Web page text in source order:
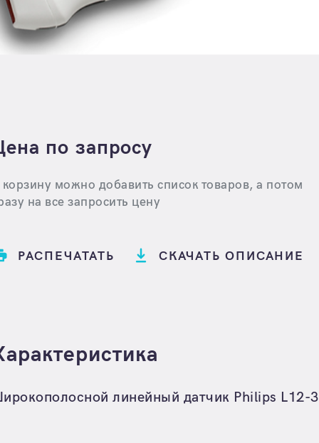
по запросу
можно добавить список товаров, а потом
на все запросить цену
СКАЧАТЬ ОПИСАНИЕ
РАСПЕЧАТАТЬ
линейный датчик Philips L12-3